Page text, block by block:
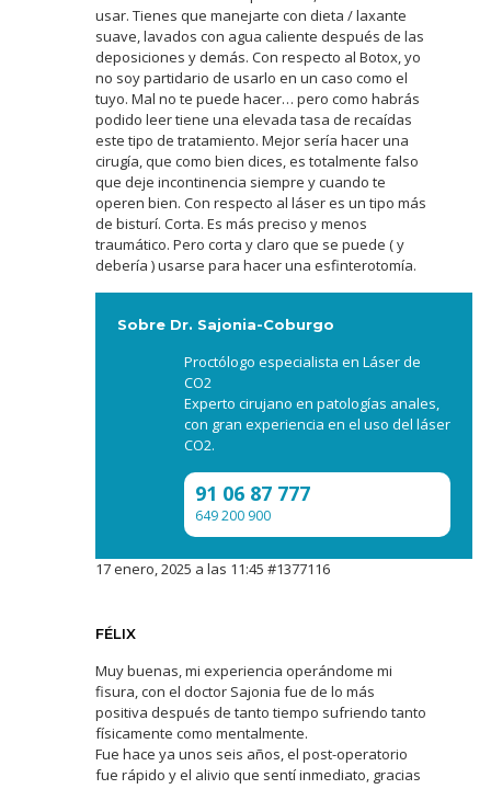
usar. Tienes que manejarte con dieta / laxante
suave, lavados con agua caliente después de las
deposiciones y demás. Con respecto al Botox, yo
no soy partidario de usarlo en un caso como el
tuyo. Mal no te puede hacer… pero como habrás
podido leer tiene una elevada tasa de recaídas
este tipo de tratamiento. Mejor sería hacer una
cirugía, que como bien dices, es totalmente falso
que deje incontinencia siempre y cuando te
operen bien. Con respecto al láser es un tipo más
de bisturí. Corta. Es más preciso y menos
traumático. Pero corta y claro que se puede ( y
debería ) usarse para hacer una esfinterotomía.
Sobre Dr. Sajonia-Coburgo
Proctólogo especialista en Láser de
CO2
Experto cirujano en patologías anales,
con gran experiencia en el uso del láser
CO2.
91 06 87 777
649 200 900
17 enero, 2025 a las 11:45 #1377116
FÉLIX
Muy buenas, mi experiencia operándome mi
fisura, con el doctor Sajonia fue de lo más
positiva después de tanto tiempo sufriendo tanto
físicamente como mentalmente.
Fue hace ya unos seis años, el post-operatorio
fue rápido y el alivio que sentí inmediato, gracias